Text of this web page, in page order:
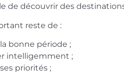
de découvrir des
reste de :
bonne période ;
intelligemment ;
priorités ;